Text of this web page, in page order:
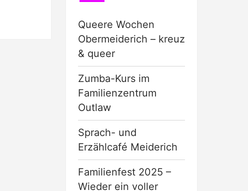
Queere Wochen
Obermeiderich – kreuz
& queer
Zumba-Kurs im
Familienzentrum
Outlaw
Sprach- und
Erzählcafé Meiderich
Familienfest 2025 –
Wieder ein voller